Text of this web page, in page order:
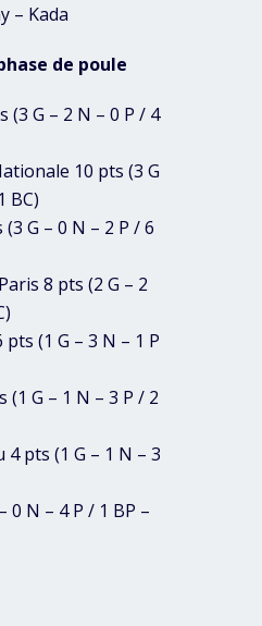
– Kada
de poule
(3 G – 2 N – 0 P / 4
10 pts (3 G
BC)
G – 0 N – 2 P / 6
8 pts (2 G – 2
(1 G – 3 N – 1 P
(1 G – 1 N – 3 P / 2
pts (1 G – 1 N – 3
0 N – 4 P / 1 BP –